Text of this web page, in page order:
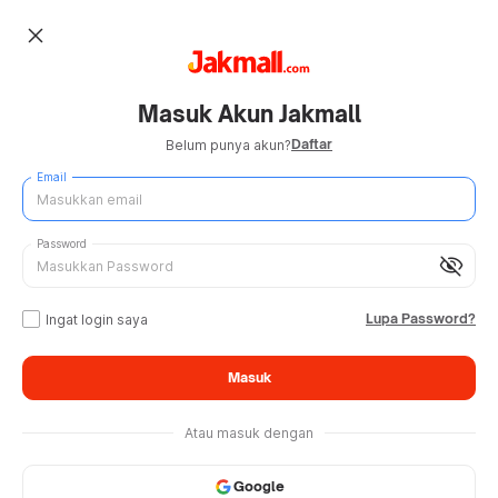
close
Masuk Akun Jakmall
Belum punya akun?Daftar
Email
visibility_off
Password
Ingat login saya Lupa Password?
Masuk
Atau masuk dengan
Google